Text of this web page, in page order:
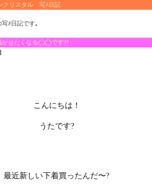
クリスタル 写ﾒ日記
ﾒ日記です｡
がせたくなる◯◯です??
こんにちは！
うたです?
最近新しい下着買ったんだ〜?